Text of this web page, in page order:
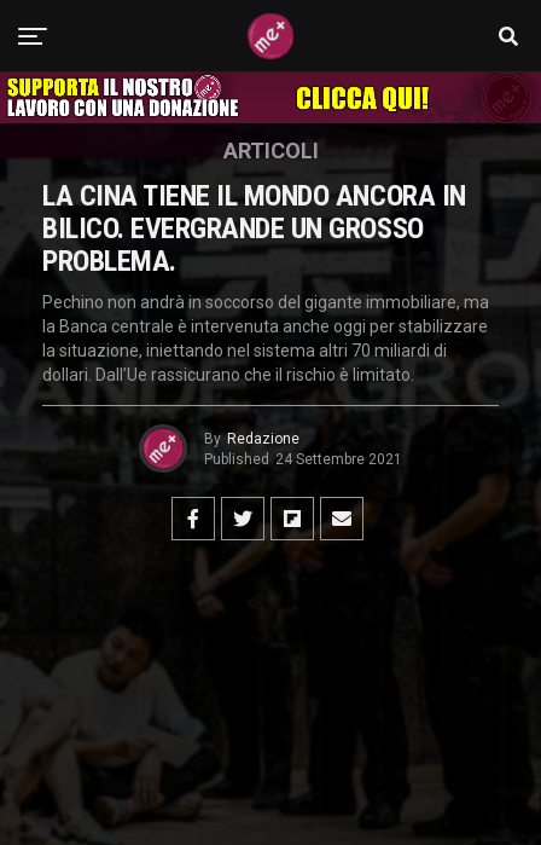
ARTICOLI
LA CINA TIENE IL MONDO ANCORA IN
BILICO. EVERGRANDE UN GROSSO
PROBLEMA.
Pechino non andrà in soccorso del gigante immobiliare, ma
la Banca centrale è intervenuta anche oggi per stabilizzare
la situazione, iniettando nel sistema altri 70 miliardi di
dollari. Dall’Ue rassicurano che il rischio è limitato.
By Redazione
Published 24 Settembre 2021